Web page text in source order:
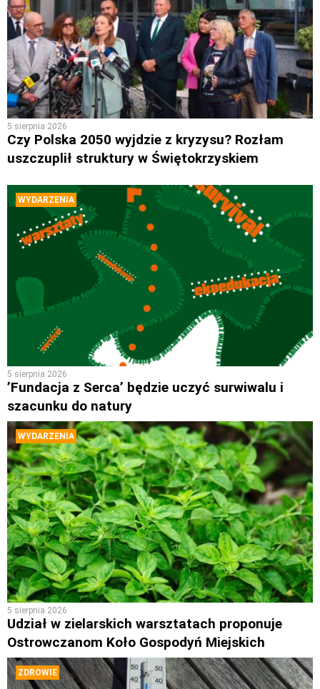
5 sierpnia 2026
Czy Polska 2050 wyjdzie z kryzysu? Rozłam
uszczuplił struktury w Świętokrzyskiem
WYDARZENIA
5 sierpnia 2026
’Fundacja z Serca’ będzie uczyć surwiwalu i
szacunku do natury
WYDARZENIA
5 sierpnia 2026
Udział w zielarskich warsztatach proponuje
Ostrowczanom Koło Gospodyń Miejskich
ZDROWIE